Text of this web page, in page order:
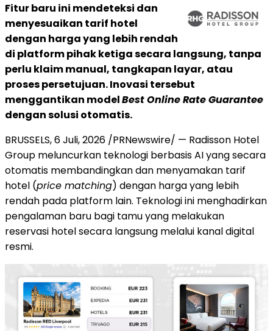
Fitur baru ini mendeteksi dan
menyesuaikan tarif hotel
dengan harga yang lebih rendah
di platform pihak ketiga secara langsung, tanpa
perlu klaim manual, tangkapan layar, atau
proses persetujuan. Inovasi tersebut
menggantikan modelBest Online Rate Guarantee
dengan solusi otomatis.
BRUSSELS,6 Juli, 2026 /PRNewswire/ — Radisson Hotel
Group meluncurkan teknologi berbasis AI yang secara
otomatis membandingkan dan menyamakan tarif
hotel (price matching) dengan harga yang lebih
rendah pada platform lain. Teknologi ini menghadirkan
pengalaman baru bagi tamu yang melakukan
reservasi hotel secara langsung melalui kanal digital
resmi.